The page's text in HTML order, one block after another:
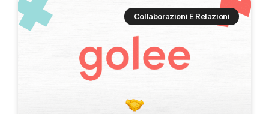
Collaborazioni E Relazioni